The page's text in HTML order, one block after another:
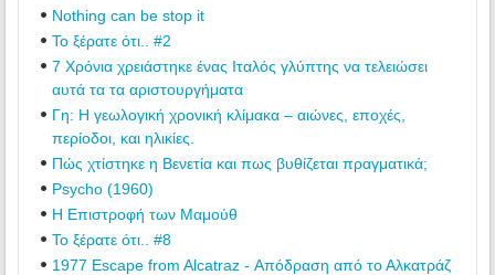
Nothing can be stop it
Το ξέρατε ότι.. #2
7 Χρόνια χρειάστηκε ένας Ιταλός γλύπτης να τελειώσει
αυτά τα τα αριστουργήματα
Γη: Η γεωλογική χρονική κλίμακα – αιώνες, εποχές,
περίοδοι, και ηλικίες.
Πώς χτίστηκε η Βενετία και πως βυθίζεται πραγματικά;
Psycho (1960)
Η Επιστροφή των Μαμούθ
Το ξέρατε ότι.. #8
1977 Escape from Alcatraz - Απόδραση από το Αλκατράζ